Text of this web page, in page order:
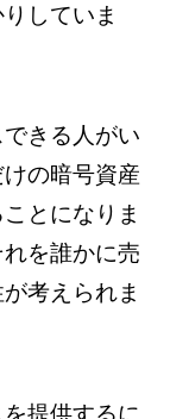
していま
きる人がい
の暗号資産
とになりま
を誰かに売
考えられま
提供するに